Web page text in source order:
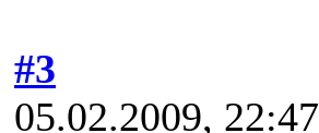
#3
05.02.2009, 22:47